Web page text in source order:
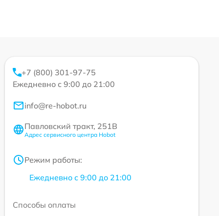
+7 (800) 301-97-75
Ежедневно с 9:00 до 21:00
info@re-hobot.ru
Павловский тракт, 251В
Адрес сервисного центра Hobot
Режим работы:
Ежедневно с 9:00 до 21:00
Способы оплаты